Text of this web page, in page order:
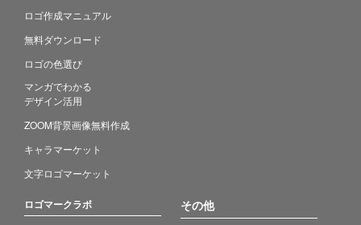
ロゴ作成マニュアル
無料ダウンロード
ロゴの色選び
マンガでわかる
デザイン活用
ZOOM背景画像無料作成
キャラマーケット
文字ロゴマーケット
ロゴマークラボ その他